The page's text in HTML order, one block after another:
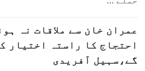
عمران خان سے ملاقات نہ
احتجاج کا راستہ اختیار
گے،سہیل آفریدی